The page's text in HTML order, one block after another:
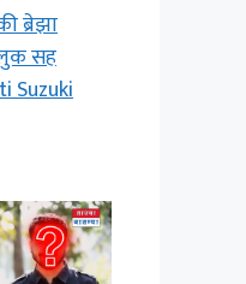
ब्रेझा
सह
Suzuki